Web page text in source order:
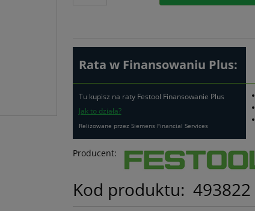
Rata w Finansowaniu Plus:
Tu kupisz na raty Festool Finansowanie Plus
Jak to działa?
Relizowane przez Siemens Financial Services
Producent:
Kod produktu: 493822